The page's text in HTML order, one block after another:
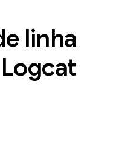
linha